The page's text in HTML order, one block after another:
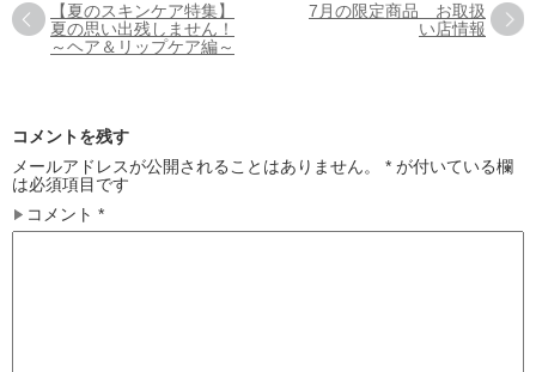
【夏のスキンケア特集】
夏の思い出残しません！
～ヘア＆リップケア編～
7月の限定商品 お取扱
い店情報
コメントを残す
メールアドレスが公開されることはありません。
* が付いている欄
は必須項目です
コメント *